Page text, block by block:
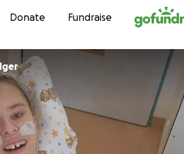
Skip to content
Donate Fundraise